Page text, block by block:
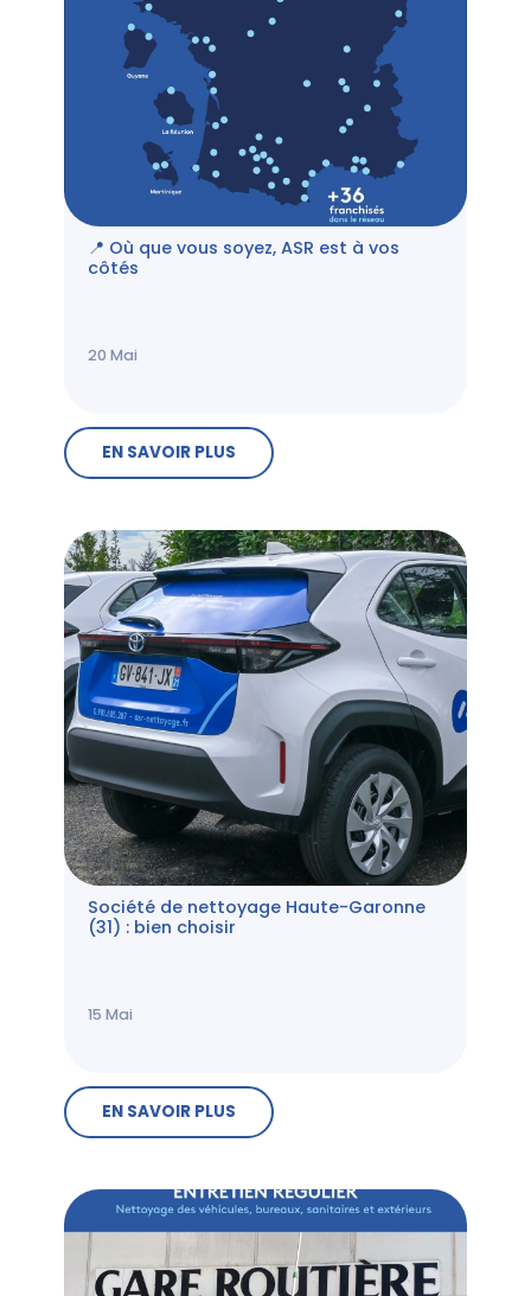
📍 Où que vous soyez, ASR est à vos
côtés
20 Mai
EN SAVOIR PLUS
Société de nettoyage Haute-Garonne
(31) : bien choisir
15 Mai
EN SAVOIR PLUS